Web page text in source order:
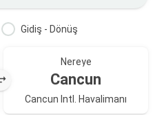
Gidiş - Dönüş
Nereye
Cancun
Cancun Intl. Havalimanı